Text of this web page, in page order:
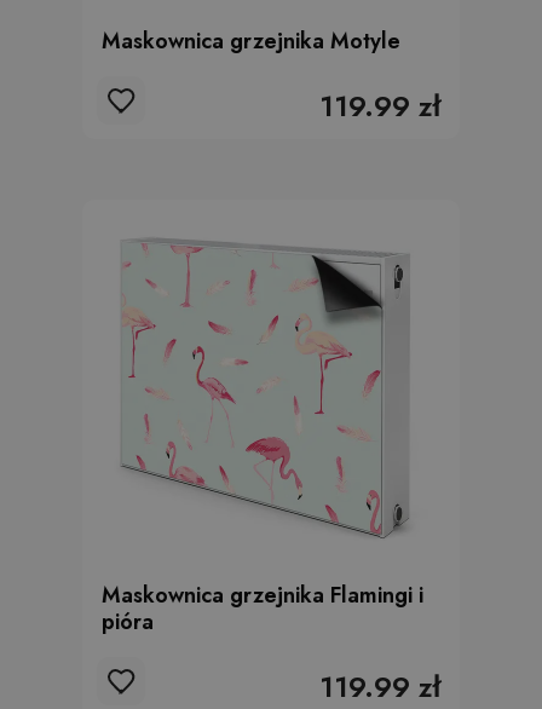
Maskownica grzejnika Motyle
119.99 zł
Maskownica grzejnika Flamingi i
pióra
119.99 zł